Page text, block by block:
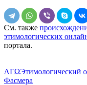
См. также
этимологических
портала.
ΛΓΩЭтимологический
Фасмера